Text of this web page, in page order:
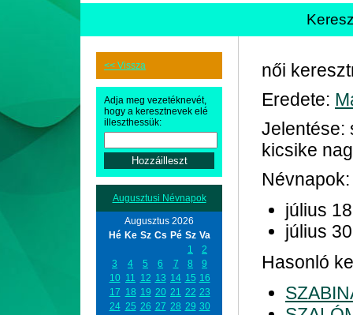
<< Vissza
Adja meg vezetéknevét,
hogy a keresztnevek elé
illeszthessük:
Augusztusi Névnapok
Augusztus 2026
Hé Ke Sz Cs Pé Sz Va
1
2
3
4 5 6 7 8
9
10 11 12 13 14 15 16
17 18 19 20 21 22 23
24 25 26 27 28 29 30
női
Eredete:
Jelentése:
kicsike
Névnapok:
július 18
július 30
Hasonló